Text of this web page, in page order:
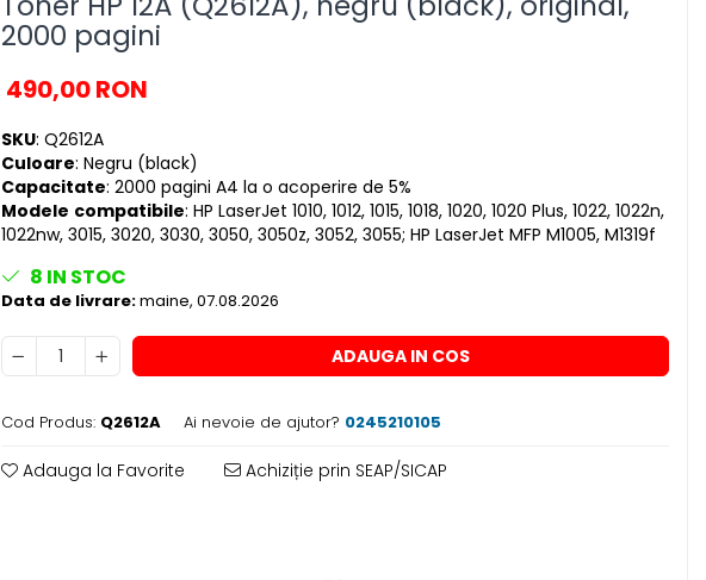
2000 pagini
490,00 RON
SKU: Q2612A
Culoare: Negru (black)
Capacitate: 2000 pagini A4 la o acoperire de 5%
Modele compatibile: HP LaserJet 1010, 1012, 1015, 1018, 1020, 1020 Plus, 1022, 1022n,
1022nw, 3015, 3020, 3030, 3050, 3050z, 3052, 3055; HP LaserJet MFP M1005, M1319f
8 IN STOC
Data de livrare:maine, 07.08.2026
ADAUGA IN COS
Cod Produs: Q2612A Ai nevoie de ajutor? 0245210105
Adauga la Favorite Achiziție prin SEAP/SICAP